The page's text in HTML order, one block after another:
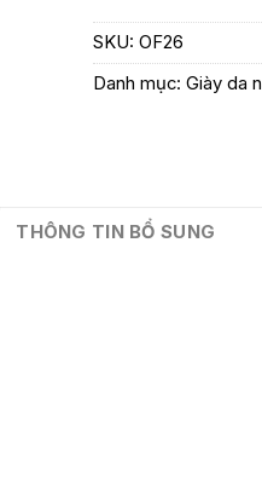
SKU: OF26
Danh mục: Giày da
THÔNG TIN BỔ SUNG